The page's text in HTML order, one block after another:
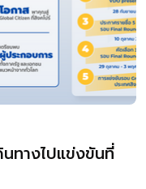
ทางไปแข่งขันที่